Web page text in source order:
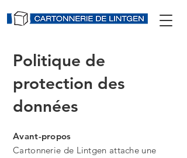
Politique de
protection des
données
Avant-propos
Cartonnerie de Lintgen attache une